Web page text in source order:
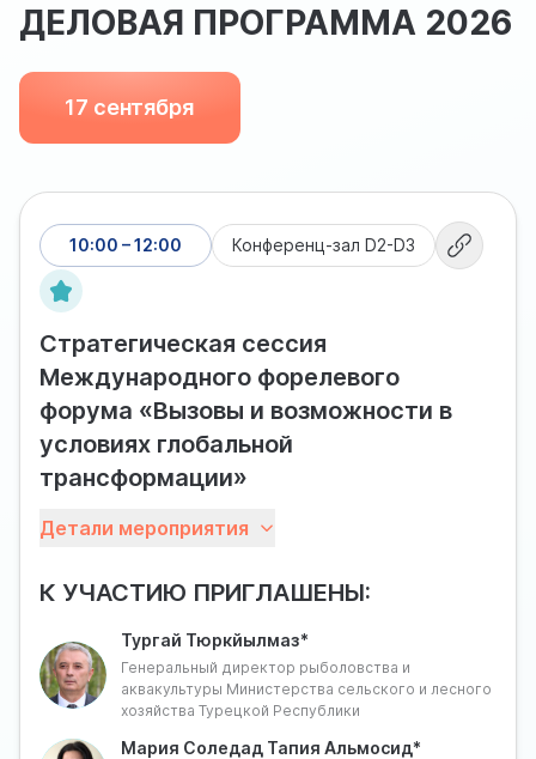
ДЕЛОВАЯ ПРОГРАММА 2026
17 сентября
10:00 – 12:00 Конференц-зал D2-D3
Стратегическая сессия
Международного форелевого
форума «Вызовы и возможности в
условиях глобальной
трансформации»
Форелеводство и лососеводство сегодня
на плато и нуждается в новых стимулах развития.
опытом и сверки результатов деятельности, а также
определения дальнейших шагов в целях взаимного
наращивания эффективности.
Именно поэтому ключевым мероприятием в развитии
аквакультурной повестки сегодня становится
Детали мероприятия
К УЧАСТИЮ ПРИГЛАШЕНЫ:
Тургай Тюркйылмаз*
Генеральный директор рыболовства и
аквакультуры Министерства сельского и лесного
хозяйства Турецкой Республики
Мария Соледад Тапия Альмосид*